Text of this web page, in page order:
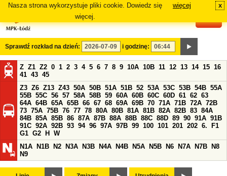
Nasza strona wykorzystuje pliki cookie. Dowiedz się
więcej.
więcej x
Sprawdź rozkład na dzień: i godzinę:
Z Z1 Z2 0 1 2 3 4 5 6 7 8 9 10A 10B 11 12 13 14 15 16
41 43 45
Z3 Z6 Z13 Z43 50A 50B 51A 51B 52 53A 53C 53B 54B 55A
55B 55C 56 57 58A 58B 59 60A 60B 60C 60D 61 62 63
64A 64B 65A 65B 66 67 68 69A 69B 70 71A 71B 72A 72B
73 75A 75B 76 77 78 80A 80B 81A 81B 82A 82B 83 84A
84B 85A 85B 86 87A 87B 88A 88B 88C 88D 89 90 91A 91B
91C 92A 92B 93 94 96 97A 97B 99 100 101 201 202 6.
F1
G1 G2 H
W
N1A
N1B N2 N3A N3B N4A N4B N5A N5B N6 N7A N7B
N8
N9